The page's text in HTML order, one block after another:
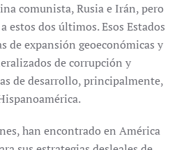
comunista, Rusia e Irán, pero
estos dos últimos. Esos Estados
de expansión geoeconómicas y
de corrupción y
de desarrollo, principalmente,
han encontrado en América